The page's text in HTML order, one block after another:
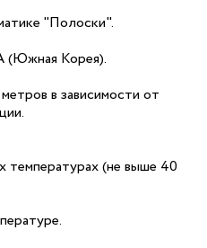
"Полоски".
(Южная Корея).
в зависимости от
температурах (не выше 40